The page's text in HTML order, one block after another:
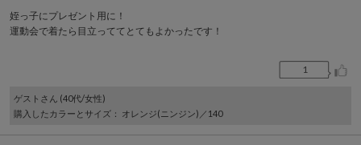
姪っ子にプレゼント用に！
運動会で着たら目立っててとてもよかったです！
1
ゲスト さん (40代/女性)
購入したカラーとサイズ ： オレンジ(ニンジン)／140